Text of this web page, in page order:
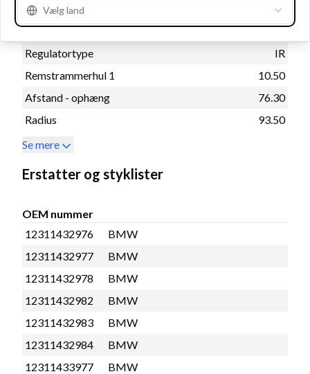
Rotation
CR
Spor i remskive
6
Regulatortype
IR
Remstrammerhul 1
10.50
Afstand - ophæng
76.30
Radius
93.50
Se mere
Erstatter og styklister
OEM nummer
12311432976
BMW
12311432977
BMW
12311432978
BMW
12311432982
BMW
12311432983
BMW
12311432984
BMW
12311433977
BMW
Vælg land